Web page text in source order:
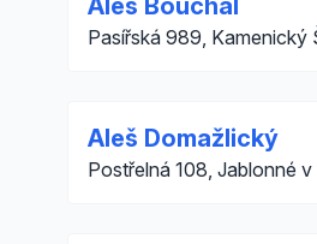
Aleš Bouchal
Pasířská 989, Kamenický
Aleš Domažlický
Postřelná 108, Jablonné